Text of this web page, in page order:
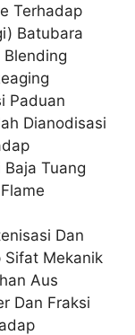
Terhadap
Batubara
Paduan
Dianodisasi
Baja Tuang
Dan
Sifat Mekanik
Aus
Dan Fraksi